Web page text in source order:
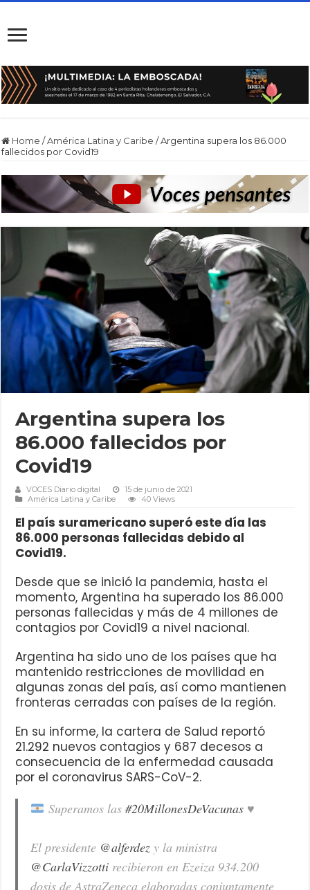
Home /América Latina y Caribe /Argentina supera los 86.000
fallecidos por Covid19
Argentina supera los
86.000 fallecidos por
Covid19
VOCES Diario digital
15 de junio de 2021
América Latina y Caribe
40 Views
El país suramericano superó este día las
86.000 personas fallecidas debido al
Covid19.
Desde que se inició la pandemia, hasta el
momento, Argentina ha superado los 86.000
personas fallecidas y más de 4 millones de
contagios por Covid19 a nivel nacional.
Argentina ha sido uno de los países que ha
mantenido restricciones de movilidad en
algunas zonas del país, así como mantienen
fronteras cerradas con países de la región.
En su informe, la cartera de Salud reportó
21.292 nuevos contagios y 687 decesos a
consecuencia de la enfermedad causada
por el coronavirus SARS-CoV-2.
Superamos las #20MillonesDeVacunas♥
El presidente @alferdez y la ministra
@CarlaVizzotti recibieron en Ezeiza 934.200
dosis de AstraZeneca elaboradas conjuntamente